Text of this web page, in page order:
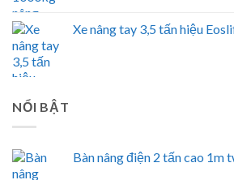
Xe nâng tay 3,5 tấn hiệu
NỔI BẬT
Bàn nâng điện 2 tấn cao